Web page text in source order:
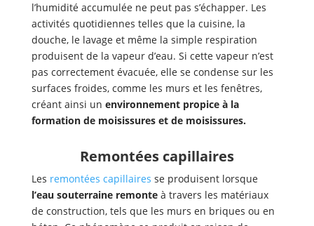
l’humidité accumulée ne peut pas s’échapper. Les
activités quotidiennes telles que la cuisine, la
douche, le lavage et même la simple respiration
produisent de la vapeur d’eau. Si cette vapeur n’est
pas correctement évacuée, elle se condense sur les
surfaces froides, comme les murs et les fenêtres,
créant ainsi un environnement propice à la
formation de moisissures et de moisissures.
Remontées capillaires
Les remontées capillaires se produisent lorsque
l’eau souterraine remonteà travers les matériaux
de construction, tels que les murs en briques ou en